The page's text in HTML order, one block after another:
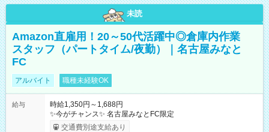
未読
Amazon直雇用！20～50代活躍中◎倉庫内作業
スタッフ（パートタイム/夜勤）｜名古屋みなと
FC
アルバイト 職種未経験OK
給与
時給1,350円～1,688円
✨今がチャンス✨ 名古屋みなとFC限定
交通費別途支給あり